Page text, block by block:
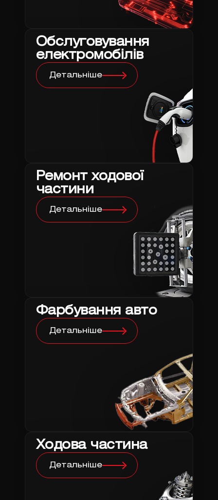
Обслуговування
електромобілів
Детальніше
Ремонт ходової
частини
Детальніше
Фарбування авто
Детальніше
Ходова частина
Детальніше